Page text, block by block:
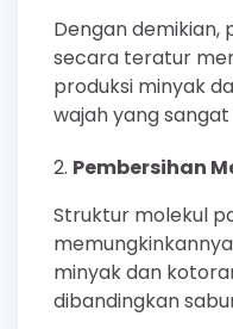
Dengan demikian,
secara teratur
produksi minyak
wajah yang
Pembersihan
Struktur molekul
minyak dan
dibandingkan